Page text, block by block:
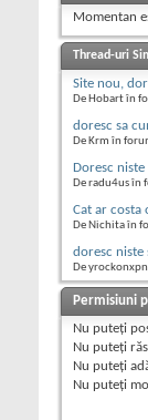
Momentan
Thread-uri
Site nou,
De Hobart în
doresc sa
De Krm în
Doresc
De radu4us în
Cat ar costa
De Nichita în
doresc niste
De
Permisiuni
Nu puteţi
Nu puteţi
Nu puteţi
Nu puteţi